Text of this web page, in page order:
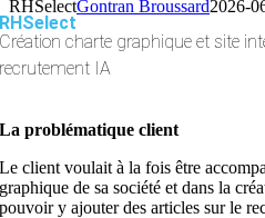
RHSelectGontran Broussard2026-
RHSelect
Création charte graphique et site
recrutement IA
La problématique client
Le client voulait à la fois être
graphique de sa société et dans la
pouvoir y ajouter des articles sur le